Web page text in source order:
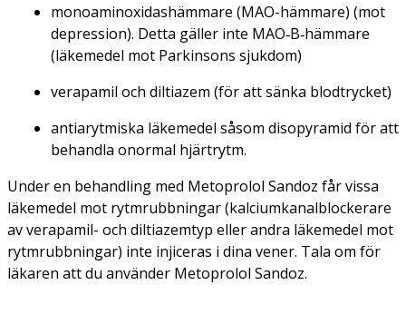
monoaminoxidashämmare (MAO-hämmare) (mot
depression). Detta gäller inte MAO‑B‑hämmare
(läkemedel mot Parkinsons sjukdom)
verapamil och diltiazem (för att sänka blodtrycket)
antiarytmiska läkemedel såsom disopyramid för att
behandla onormal hjärtrytm.
Under en behandling med Metoprolol Sandoz får vissa
läkemedel mot rytmrubbningar (kalciumkanalblockerare
av verapamil- och diltiazemtyp eller andra läkemedel mot
rytmrubbningar) inte injiceras i dina vener. Tala om för
läkaren att du använder Metoprolol Sandoz.